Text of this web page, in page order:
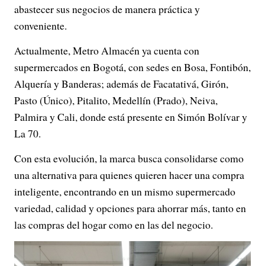
abastecer sus negocios de manera práctica y
conveniente.
Actualmente, Metro Almacén ya cuenta con
supermercados en Bogotá, con sedes en Bosa, Fontibón,
Alquería y Banderas; además de Facatativá, Girón,
Pasto (Único), Pitalito, Medellín (Prado), Neiva,
Palmira y Cali, donde está presente en Simón Bolívar y
La 70.
Con esta evolución, la marca busca consolidarse como
una alternativa para quienes quieren hacer una compra
inteligente, encontrando en un mismo supermercado
variedad, calidad y opciones para ahorrar más, tanto en
las compras del hogar como en las del negocio.